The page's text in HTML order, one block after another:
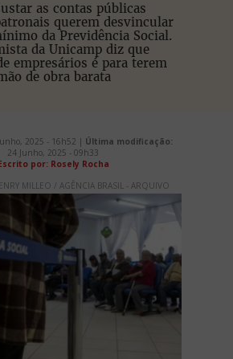
as contas públicas
querem desvincular
da Previdência Social.
da Unicamp diz que
empresários é para terem
de obra barata
2025 - 16h52 | Última modificação:
24 Junho, 2025 - 09h33
por: Rosely Rocha
MILLEO / AGÊNCIA BRASIL - ARQUIVO